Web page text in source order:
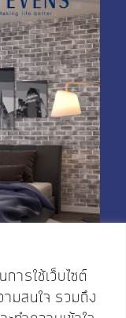
ารใช้เว็บไซต์
มสนใจ รวมถึง
Payment